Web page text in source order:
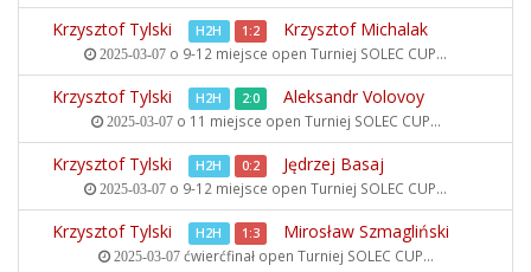
Krzysztof Tylski H2H 1:2 Krzysztof Michalak
2025-03-07 o 9-12 miejsce open Turniej SOLEC CUP...
Krzysztof Tylski H2H 2:0 Aleksandr Volovoy
2025-03-07o 11 miejsce open Turniej SOLEC CUP...
Krzysztof Tylski H2H 0:2 Jędrzej Basaj
2025-03-07 o 9-12 miejsce open Turniej SOLEC CUP...
Krzysztof Tylski H2H 1:3 Mirosław Szmagliński
2025-03-07ćwierćfinał open Turniej SOLEC CUP...